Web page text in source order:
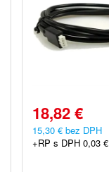
18,82 €
15,30 € bez DPH
+RP s DPH 0,03 €